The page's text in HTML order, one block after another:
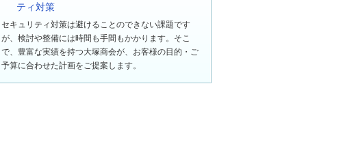
ティ対策
セキュリティ対策は避けることのできない課題です
が、検討や整備には時間も手間もかかります。そこ
で、豊富な実績を持つ大塚商会が、お客様の目的・ご
予算に合わせた計画をご提案します。